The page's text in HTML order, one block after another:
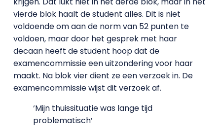
vierde blok haalt de student alles. Dit is niet
voldoende om aan de norm van 52 punten te
voldoen, maar door het gesprek met haar
decaan heeft de student hoop dat de
examencommissie een uitzondering voor haar
maakt. Na blok vier dient ze een verzoek in. De
examencommissie wijst dit verzoek af.
‘Mijn thuissituatie was lange tijd
problematisch’